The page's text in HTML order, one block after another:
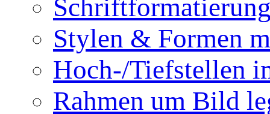
Stylen & Formen
Hoch-/Tiefstellen
Rahmen um Bild